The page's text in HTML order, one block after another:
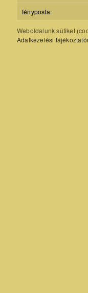
fényposta:
Weboldalunk sütiket
Adatkezelési